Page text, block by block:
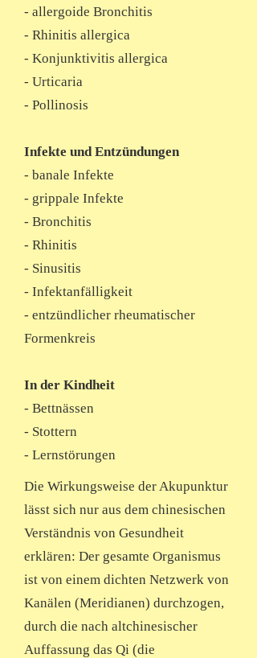
- allergoide Bronchitis
- Rhinitis allergica
- Konjunktivitis allergica
- Urticaria
- Pollinosis
Infekte und Entzündungen
- banale Infekte
- grippale Infekte
- Bronchitis
- Rhinitis
- Sinusitis
- Infektanfälligkeit
- entzündlicher rheumatischer
Formenkreis
In der Kindheit
- Bettnässen
- Stottern
- Lernstörungen
Die Wirkungsweise der Akupunktur
lässt sich nur aus dem chinesischen
Verständnis von Gesundheit
erklären: Der gesamte Organismus
ist von einem dichten Netzwerk von
Kanälen (Meridianen) durchzogen,
durch die nach altchinesischer
Auffassung das Qi (die